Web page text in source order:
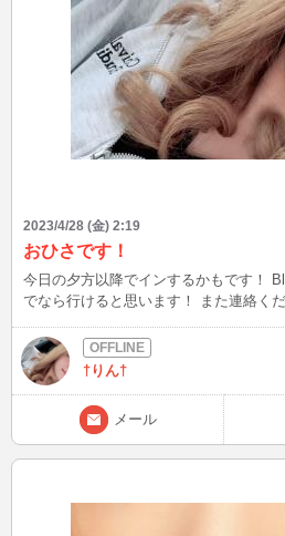
2023/4/28 (金) 2:19
おひさです！
今日の夕方以降でインするかもです！
でなら行けると思います！ また連絡くだ
†りん†
メール